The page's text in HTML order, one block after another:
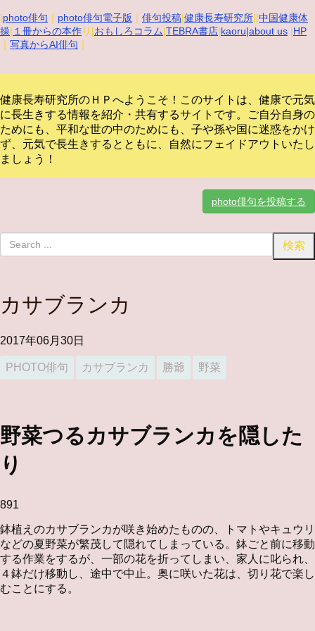
|photo俳句 ｜ photo俳句電子版 ｜ 俳句投稿|健康長寿研究所||中国健康体
操| １冊からの本作り|おもしろコラム|TEBRA書店|kaoru|about us |HP
｜ 写真からAI俳句 ｜
健康長寿研究所のＨＰへようこそ！このサイトは、健康で元気
に長生きする情報を紹介・共有するサイトです。
ご自分自身の
ためにも、平和な世の中のためにも、子や孫や国に迷惑をかけ
ず、元気で長生きするとともに、自然にフェイドアウトいたし
ましょう！
photo俳句を投稿する
カサブランカ
2017年06月30日
PHOTO俳句 カサブランカ 勝爺 野菜
野菜つるカサブランカを隠した
り
891
鉢植えのカサブランカが咲き始めたものの、トマトやキュウリ
などの夏野菜が繁茂して隠れてしまっている。鉢ごと前に移動
する作業をするが、一部の花を折ってしまい、家人に叱られ、
４鉢だけ移動し、途中で中止。奥に咲いた花は、切り花で楽し
むことにする。